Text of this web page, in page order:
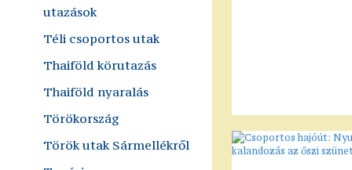
utazások
Téli csoportos utak
Thaiföld körutazás
Thaiföld nyaralás
Törökország
Török utak Sármellékről